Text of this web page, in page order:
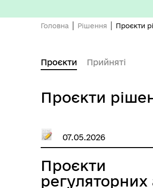
Герої не вмирають
Головна Рішення Проєкти
Проєкти Прийняті
Проєкти
07.05.2026
Проєкти
регуляторних